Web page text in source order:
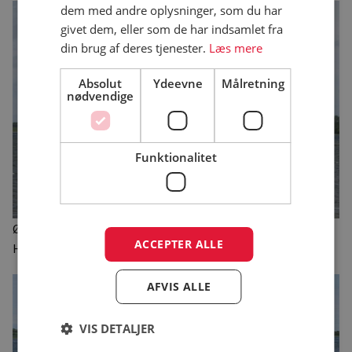
Øen Peberholm med sine beskedne 1.714 m2. Foto: Bo-Nyt
Hedensted.
dem med andre oplysninger, som du har
givet dem, eller som de har indsamlet fra
din brug af deres tjenester. Læs mere
Absolut
nødvendige
Ydeevne Målretning
Funktionalitet
ACCEPTER ALLE
AFVIS ALLE
VIS DETALJER